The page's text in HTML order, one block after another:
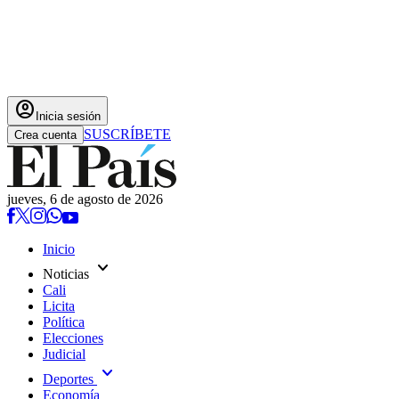
account_circle Inicia sesión
Crea cuenta SUSCRÍBETE
jueves, 6 de agosto de 2026
Inicio
Noticias expand_more
Cali
Licita
Política
Elecciones
Judicial
Deportes expand_more
Economía